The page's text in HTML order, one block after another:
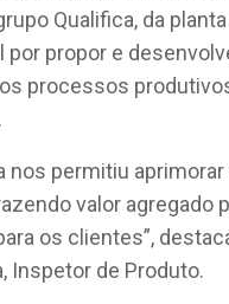
Qualifica, da
por propor e
processos
nos permitiu
valor agregado
os clientes”,
Inspetor de Produto.